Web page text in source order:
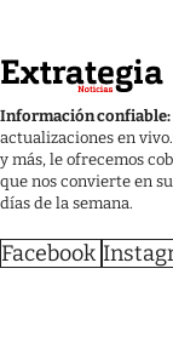
Información confiable:
actualizaciones en
y más, le ofrecemos
que nos convierte en
días de la semana.
Facebook